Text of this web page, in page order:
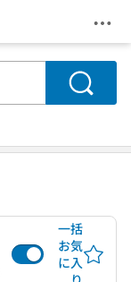
メ
検索
一括
お気
に入